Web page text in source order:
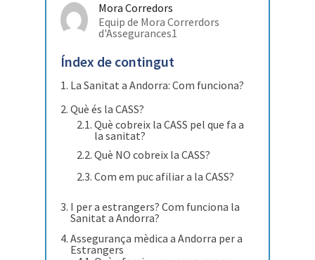
Mora Corredors
Equip de Mora Correrdors
d'Assegurances1
Índex de contingut
La Sanitat a Andorra: Com funciona?
Què és la CASS?
Què cobreix la CASS pel que fa a
la sanitat?
Què NO cobreix la CASS?
Com em puc afiliar a la CASS?
I per a estrangers? Com funciona la
Sanitat a Andorra?
Assegurança mèdica a Andorra per a
Estrangers